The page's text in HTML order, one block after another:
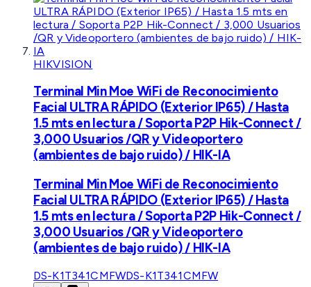
HIKVISION
Terminal Min Moe WiFi de Reconocimiento
Facial ULTRA RÁPIDO (Exterior IP65) / Hasta
1.5 mts en lectura / Soporta P2P Hik-Connect /
3,000 Usuarios /QR y Videoportero
(ambientes de bajo ruido) / HIK-IA
Terminal Min Moe WiFi de Reconocimiento
Facial ULTRA RÁPIDO (Exterior IP65) / Hasta
1.5 mts en lectura / Soporta P2P Hik-Connect /
3,000 Usuarios /QR y Videoportero
(ambientes de bajo ruido) / HIK-IA
DS-K1T341CMFWDS-K1T341CMFW